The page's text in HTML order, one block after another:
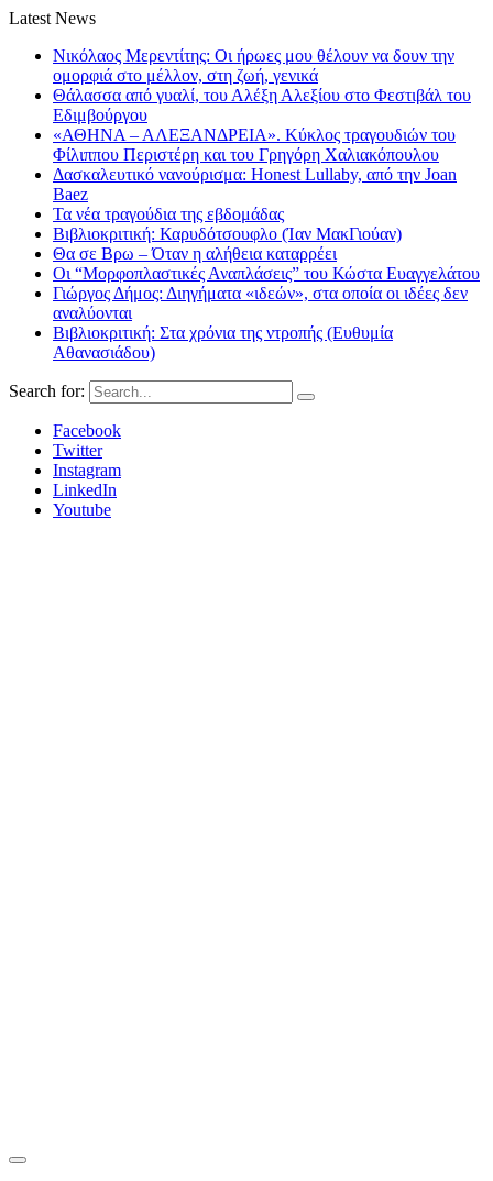
Latest News
Νικόλαος Μερεντίτης: Οι ήρωες μου θέλουν να δουν την
ομορφιά στο μέλλον, στη ζωή, γενικά
Θάλασσα από γυαλί, του Αλέξη Αλεξίου στο Φεστιβάλ του
Εδιμβούργου
«ΑΘΗΝΑ – ΑΛΕΞΑΝΔΡΕΙΑ». Κύκλος τραγουδιών του
Φίλιππου Περιστέρη και του Γρηγόρη Χαλιακόπουλου
Δασκαλευτικό νανούρισμα: Honest Lullaby, από την Joan
Baez
Τα νέα τραγούδια της εβδομάδας
Βιβλιοκριτική: Καρυδότσουφλο (Ίαν ΜακΓιούαν)
Θα σε Βρω – Όταν η αλήθεια καταρρέει
Οι “Μορφοπλαστικές Αναπλάσεις” του Κώστα Ευαγγελάτου
Γιώργος Δήμος: Διηγήματα «ιδεών», στα οποία οι ιδέες δεν
αναλύονται
Βιβλιοκριτική: Στα χρόνια της ντροπής (Ευθυμία
Αθανασιάδου)
Search for:
Facebook
Twitter
Instagram
LinkedIn
Youtube